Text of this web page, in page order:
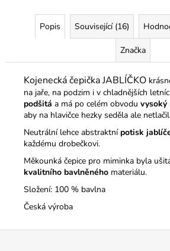
Popis Související (16)
Značka
Kojenecká čepička JABLÍČKO
na jaře, na podzim i v chladnějších
podšitá a má po celém obvodu vysoký
aby na hlavičce hezky seděla ale
Neutrální lehce abstraktnípotisk
každému drobečkovi.
Měkounká čepice pro miminka byla
kvalitního bavlněného materiálu.
Složení: 100 % bavlna
Česká výroba
RUKÁVEM